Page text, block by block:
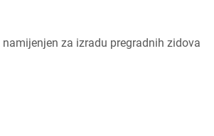
za izradu pregradnih zidova